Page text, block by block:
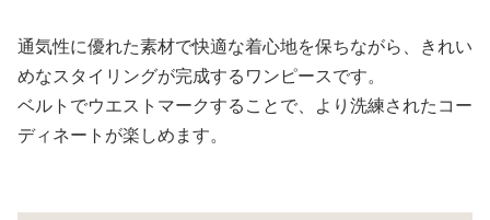
通気性に優れた素材で快適な着心地を保ちながら、きれい
めなスタイリングが完成するワンピースです。
ベルトでウエストマークすることで、より洗練されたコー
ディネートが楽しめます。